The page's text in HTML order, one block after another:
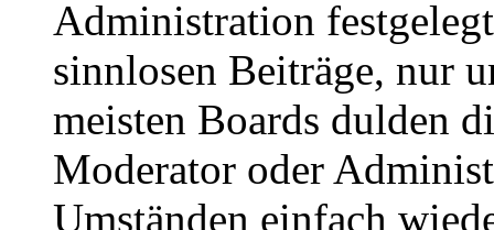
Administration
sinnlosen Beiträge, nur
meisten Boards dulden
Moderator oder
Umständen einfach